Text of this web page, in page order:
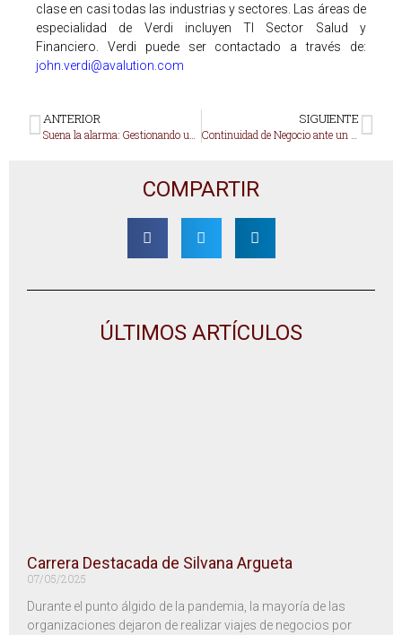
clase en casi todas las industrias y sectores. Las áreas de
especialidad de Verdi incluyen TI Sector Salud y
Financiero. Verdi puede ser contactado a través de:
john.verdi@avalution.com
ANTERIOR
Suena la alarma: Gestionando un evento de crisis
SIGUIENTE
Continuidad de Negocio ante un Ciberataque
COMPARTIR
ÚLTIMOS ARTÍCULOS
Carrera Destacada de Silvana Argueta
07/05/2025
Durante el punto álgido de la pandemia, la mayoría de las
organizaciones dejaron de realizar viajes de negocios por